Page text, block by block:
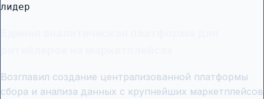
лидер
Возглавил создание централизованной платформы
сбора и анализа данных с крупнейших маркетплейсов